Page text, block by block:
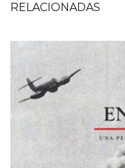
RELACIONADAS
Imagen